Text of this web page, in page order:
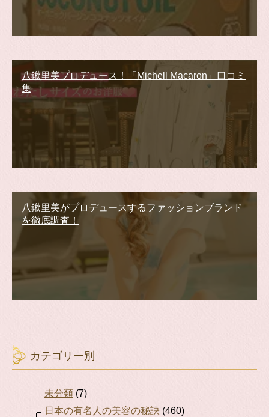
八鍬里美プロデュース！「Michell Macaron」口コミ
集
八鍬里美がプロデュースするファッションブランド
を徹底調査！
カテゴリー別
未分類 (7)
日本の有名人の美容の秘訣 (460)